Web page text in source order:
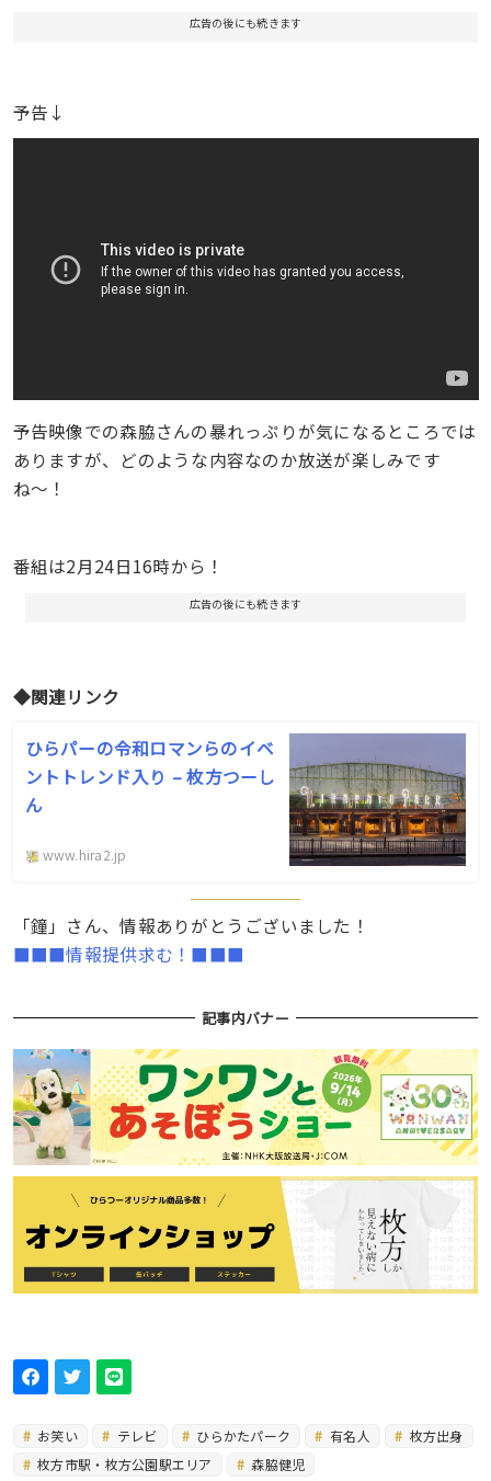
広告の後にも続きます
予告↓
予告映像での森脇さんの暴れっぷりが気になるところでは
ありますが、どのような内容なのか放送が楽しみです
ね〜！
番組は2月24日16時から！
広告の後にも続きます
◆関連リンク
ひらパーの令和ロマンらのイベ
ントトレンド入り – 枚方つーし
ん
www.hira2.jp
「鐘」さん、情報ありがとうございました！
■■■情報提供求む！■■■
記事内バナー
お笑い テレビ ひらかたパーク 有名人
枚方出身
枚方市駅・枚方公園駅エリア
森脇健児